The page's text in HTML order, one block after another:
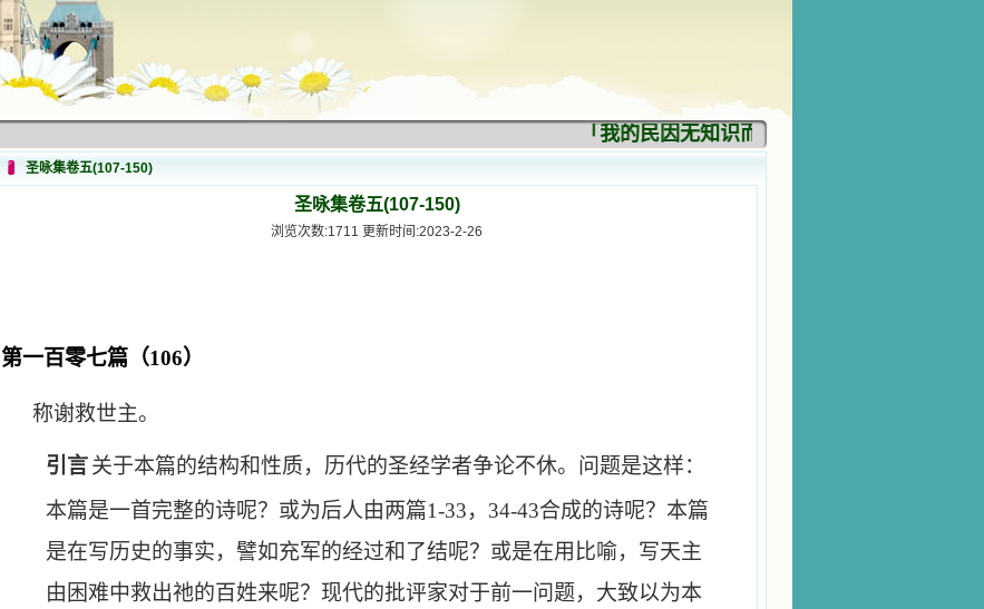
「我的民因无知识而灭亡。你弃掉知识，我也
圣咏集卷五(107-150)
圣咏集卷五(107-150)
浏览次数:1711 更新时间:2023-2-26
第一百零七篇（106）
称谢救世主。
引言关于本篇的结构和性质，历代的圣经学者争论不休。问题是这样：
本篇是一首完整的诗呢？或为后人由两篇1-33， 34-43合成的诗呢？本篇
是在写历史的事实，譬如充军的经过和了结呢？或是在用比喻，写天主
由困难中救出祂的百姓来呢？现代的批评家对于前一问题，大致以为本